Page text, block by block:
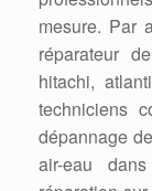
mesure. Par
réparateur
hitachi,
techniciens
dépannage
air-eau